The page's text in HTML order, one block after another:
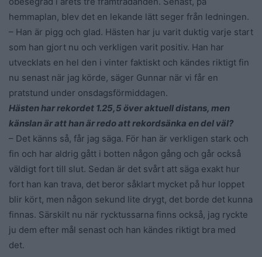
hemmaplan, blev det en lekande lätt seger från ledningen.
– Han är pigg och glad. Hästen har ju varit duktig varje start
som han gjort nu och verkligen varit positiv. Han har
utvecklats en hel den i vinter faktiskt och kändes riktigt fin
nu senast när jag körde, säger Gunnar när vi får en
pratstund under onsdagsförmiddagen.
Hästen har rekordet 1.25,5 över aktuell distans, men
känslan är att han är redo att rekordsänka en del väl?
– Det känns så, får jag säga. För han är verkligen stark och
fin och har aldrig gått i botten någon gång och går också
väldigt fort till slut. Sedan är det svårt att säga exakt hur
fort han kan trava, det beror såklart mycket på hur loppet
blir kört, men någon sekund lite drygt, det borde det kunna
finnas. Särskilt nu när rycktussarna finns också, jag ryckte
ju dem efter mål senast och han kändes riktigt bra med
det.